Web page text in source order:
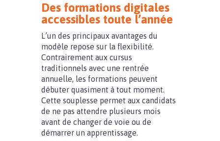
Des formations digitales
accessibles toute l’année
L’un des principaux avantages du
modèle repose sur la flexibilité.
Contrairement aux cursus
traditionnels avec une rentrée
annuelle, les formations peuvent
débuter quasiment à tout moment.
Cette souplesse permet aux candidats
de ne pas attendre plusieurs mois
avant de changer de voie ou de
démarrer un apprentissage.